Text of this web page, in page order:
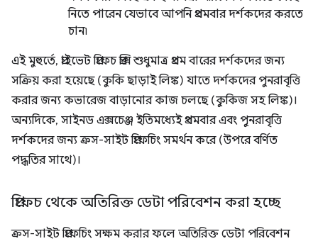
নিতে পারেন যেভাবে আপনি প্রথমবার দর্শকদের করতে
চান৷
এই মুহুর্তে, প্রাইভেট প্রিফেচ প্রক্সি শুধুমাত্র প্রথম বারের দর্শকদের জন্য
সক্রিয় করা হয়েছে (কুকি ছাড়াই লিঙ্ক) যাতে দর্শকদের পুনরাবৃত্তি
করার জন্য কভারেজ বাড়ানোর কাজ চলছে (কুকিজ সহ লিঙ্ক)।
অন্যদিকে, সাইনড এক্সচেঞ্জ ইতিমধ্যেই প্রথমবার এবং পুনরাবৃত্তি
দর্শকদের জন্য ক্রস-সাইট প্রিফেচিং সমর্থন করে (উপরে বর্ণিত
পদ্ধতির সাথে)।
প্রিফেচ থেকে অতিরিক্ত ডেটা পরিবেশন করা হচ্ছে
ক্রস-সাইট প্রিফেচিং সক্ষম করার ফলে অতিরিক্ত ডেটা পরিবেশন